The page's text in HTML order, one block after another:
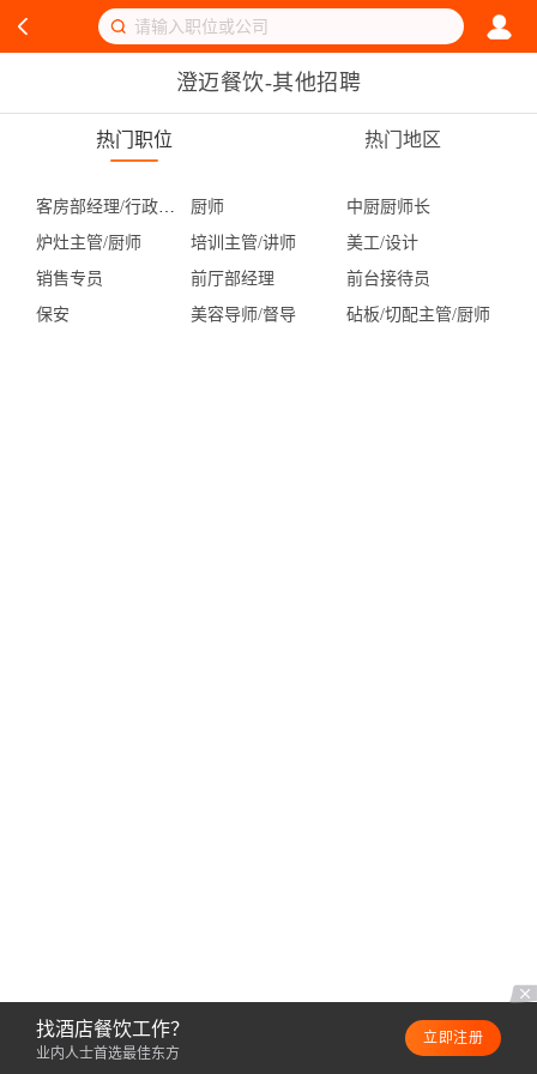
澄迈餐饮-其他招聘
热门职位 热门地区
客房部经理/行政管家 厨师
中厨厨师长
炉灶主管/厨师
培训主管/讲师
美工/设计
销售专员
前厅部经理
前台接待员
保安
美容导师/督导 砧板/切配主管/厨师
找酒店餐饮工作？
业内人士首选最佳东方
立即注册